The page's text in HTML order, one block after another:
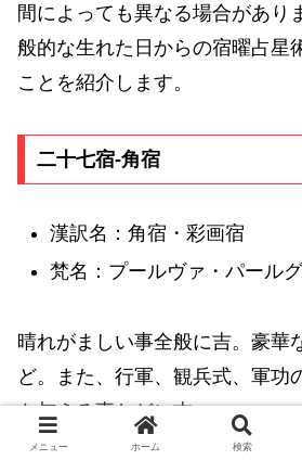
間によっても異なる場合があり
般的な生れた日からの宿曜占星
ことを紹介します。
二十七宿-角宿
漢訳名：角宿・彩画宿
梵名：プールヴァ・パール
晴れがましい事全般に吉。豪華
ど。また、行軍、観兵式、軍功
を与える事などに吉。
メニュー ホーム 検索